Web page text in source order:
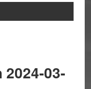
2024-03-